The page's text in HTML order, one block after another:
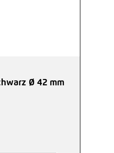
von 4.67 von 5
Ø 42 mm